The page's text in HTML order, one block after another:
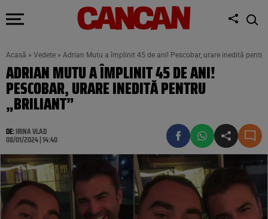
Acasă » Vedete » Adrian Mutu a împlinit 45 de ani! Pescobar, urare inedită pentru
ADRIAN MUTU A ÎMPLINIT 45 DE ANI!
PESCOBAR, URARE INEDITĂ PENTRU
„BRILIANT”
DE:IRINA VLAD
08/01/2024 | 14:40